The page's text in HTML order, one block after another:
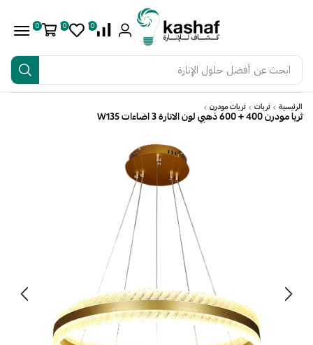
ابحث عن أفضل حلول الإنارة
0
0
0
الرئيسية ثريات ثريات مودرن
ثريا مودرن 400 + 600 ذهبي لون الانارة 3 اضاءات W135